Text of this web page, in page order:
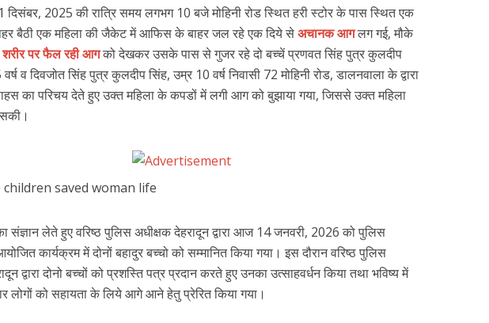
दिसंबर, 2025 की रात्रि समय लगभग 10 बजे मोहिनी रोड स्थित हरी स्टोर के पास स्थित एक
बैठी एक महिला की जैकेट में आफिस के बाहर जल रहे एक दिये सेअचानक आगलग गई, मौके
शरीर पर फैल रही आगको देखकर उसके पास से गुजर रहे दो बच्चें प्रणवत सिंह पुत्र कुलदीप
व दिवजोत सिंह पुत्र कुलदीप सिंह, उम्र 10 वर्ष निवासी 72 मोहिनी रोड, डालनवाला के द्वारा
साहस का परिचय देते हुए उक्त महिला के कपडों में लगी आग को बुझाया गया, जिससे उक्त महिला
संज्ञान लेते हुए वरिष्ठ पुलिस अधीक्षक देहरादून द्वारा आज 14 जनवरी, 2026 को पुलिस
कार्यक्रम में दोनों बहादुर बच्चो को सम्मानित किया गया। इस दौरान वरिष्ठ पुलिस
द्वारा दोनो बच्चों को प्रशस्ति पत्र प्रदान करते हुए उनका उत्साहवर्धन किया तथा भविष्य में
लोगों को सहायता के लिये आगे आने हेतु प्रेरित किया गया।